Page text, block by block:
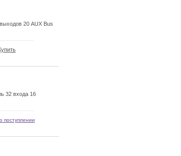
20 AUX Bus
32 входа 16
поступлении